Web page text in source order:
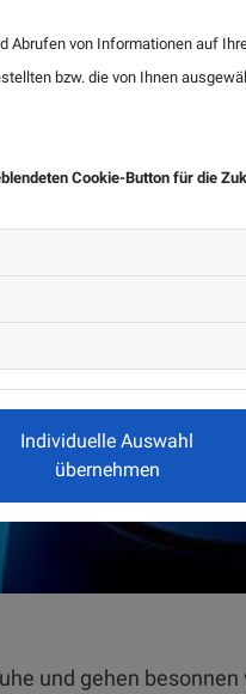
und gehen
Abrufen von Informationen auf
bzw. die von Ihnen
Cookie-Button für die
Individuelle Auswahl
übernehmen